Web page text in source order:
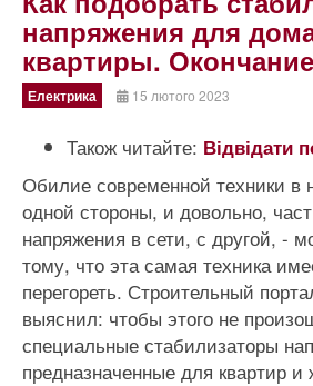
напряжения для
квартиры. Окончание
Електрика 15 лютого 2023
Також читайте: Відвідати
Обилие современной техники в
одной стороны, и довольно,
напряжения в сети, с другой, -
тому, что эта самая техника
перегореть. Строительный
выяснил: чтобы этого не
специальные стабилизаторы
предназначенные для квартир